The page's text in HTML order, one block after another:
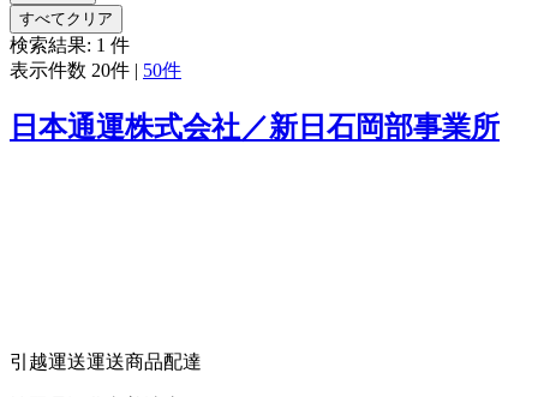
すべてクリア
検索結果: 1 件
表示件数 20件 | 50件
日本通運株式会社／新日石岡部事業所
引越運送運送商品配達